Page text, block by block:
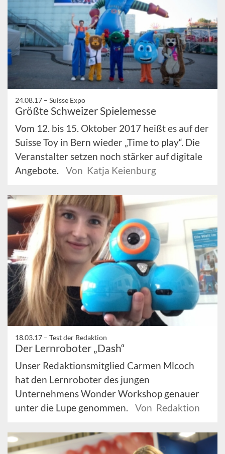
24.08.17 – Suisse Expo
Größte Schweizer Spielemesse
Vom 12. bis 15. Oktober 2017 heißt es auf der
Suisse Toy in Bern wieder „Time to play“. Die
Veranstalter setzen noch stärker auf digitale
Angebote.
Von Katja Keienburg
18.03.17 – Test der Redaktion
Der Lernroboter „Dash“
Unser Redaktionsmitglied Carmen Mlcoch
hat den Lernroboter des jungen
Unternehmens Wonder Workshop genauer
unter die Lupe genommen.
Von Redaktion